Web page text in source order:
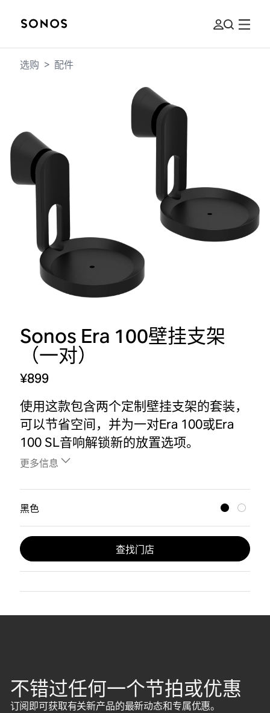
选购 > 配件
Sonos Era 100壁挂支架
（一对）
¥899
使用这款包含两个定制壁挂支架的套装，
可以节省空间，并为一对Era 100或Era
100 SL音响解锁新的放置选项。
更多信息
黑色
查找门店
不错过任何一个节拍或优惠
订阅即可获取有关新产品的最新动态和专属优惠。